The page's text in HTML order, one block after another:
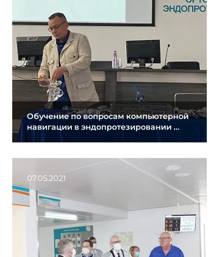
Обучение по вопросам компьютерной
навигации в эндопротезировании ...
07.05.2021